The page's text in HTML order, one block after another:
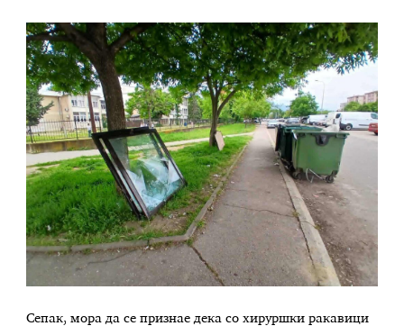
Сепак, мора да се признае дека со хируршки ракавици